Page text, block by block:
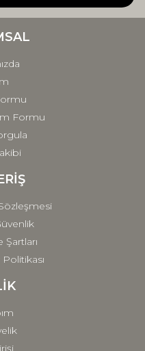
Formu
Şartları